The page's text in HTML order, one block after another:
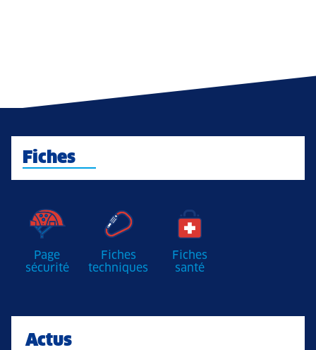
Fiches
Page
sécurité
Fiches
techniques
Fiches
santé
Actus